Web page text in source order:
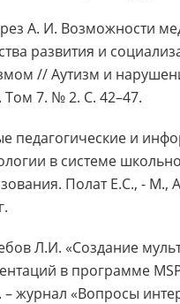
А. И. Возможности
развития и
// Аутизм и
Том 7. № 2. С. 42–47.
педагогические и
в системе
Полат Е.С., - М.,
Л.И. «Создание
в программе
– журнал «Вопросы